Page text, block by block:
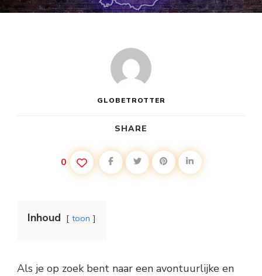
GLOBETROTTER
SHARE
0
Inhoud toon
Als je op zoek bent naar een avontuurlijke en